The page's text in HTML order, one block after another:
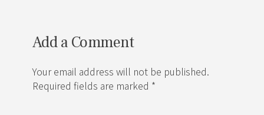
Add a Comment
Your email address will not be published.
Required fields are marked *